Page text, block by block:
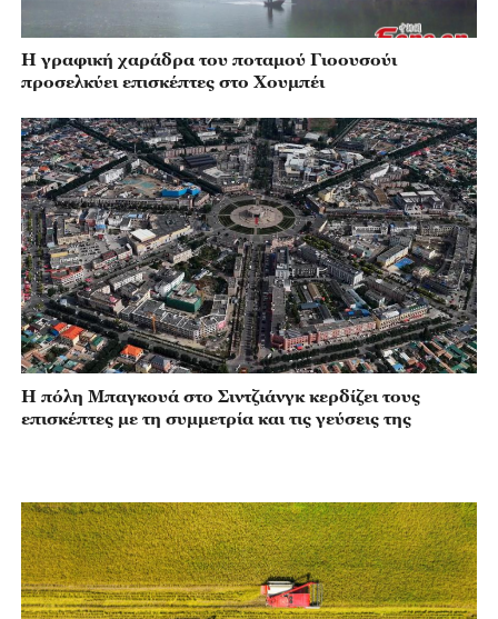
Η γραφική χαράδρα του ποταμού Γιοουσούι
προσελκύει επισκέπτες στο Χουμπέι
Η πόλη Μπαγκουά στο Σιντζιάνγκ κερδίζει τους
επισκέπτες με τη συμμετρία και τις γεύσεις της